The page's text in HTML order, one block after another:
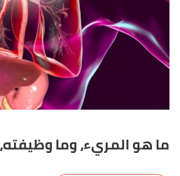
ما هو المريء، وما